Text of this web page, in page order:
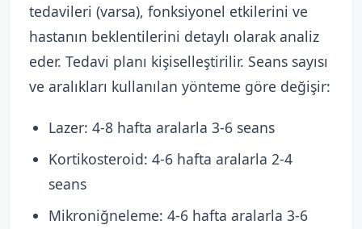
tedavileri (varsa), fonksiyonel etkilerini ve
hastanın beklentilerini detaylı olarak analiz
eder. Tedavi planı kişiselleştirilir. Seans sayısı
ve aralıkları kullanılan yönteme göre değişir:
Lazer: 4-8 hafta aralarla 3-6 seans
Kortikosteroid: 4-6 hafta aralarla 2-4
seans
Mikroniğneleme: 4-6 hafta aralarla 3-6